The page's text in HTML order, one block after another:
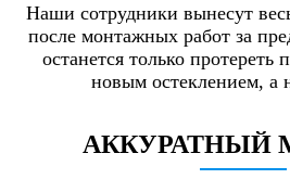
Наши сотрудники вынесут
после монтажных работ за
останется только протереть
новым остеклением, а
АККУРАТНЫЙ